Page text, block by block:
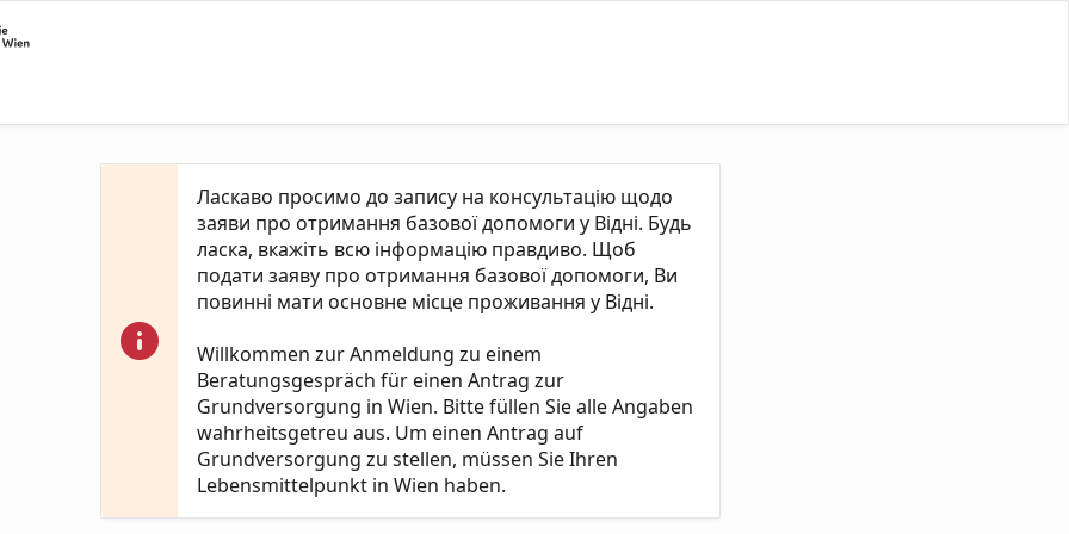
Ласкаво просимо до запису на консультацію щодо
заяви про отримання базової допомоги у Відні. Будь
ласка, вкажіть всю інформацію правдиво. Щоб
подати заяву про отримання базової допомоги, Ви
повинні мати основне місце проживання у Відні.
Willkommen zur Anmeldung zu einem
Beratungsgespräch für einen Antrag zur
Grundversorgung in Wien. Bitte füllen Sie alle Angaben
wahrheitsgetreu aus. Um einen Antrag auf
Grundversorgung zu stellen, müssen Sie Ihren
Lebensmittelpunkt in Wien haben.